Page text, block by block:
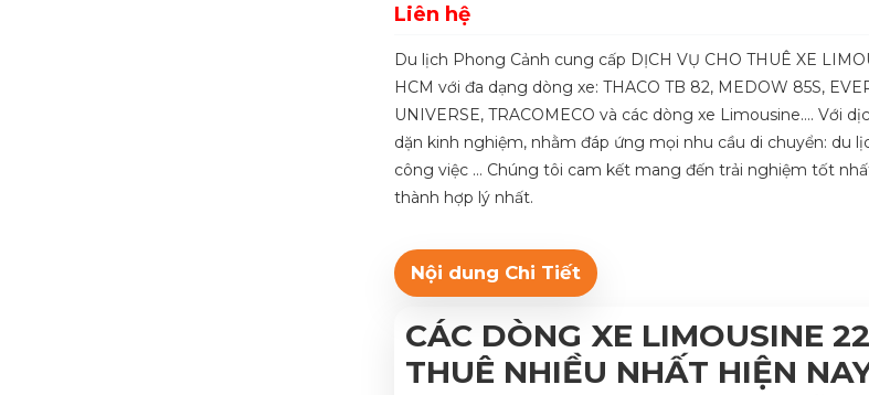
Liên hệ
Du lịch Phong Cảnh cung cấp DỊCH VỤ CHO THUÊ XE
HCM với đa dạng dòng xe: THACO TB 82, MEDOW 85S,
UNIVERSE, TRACOMECO và các dòng xe Limousine…. Với
dặn kinh nghiệm, nhằm đáp ứng mọi nhu cầu di chuyển: du
công việc … Chúng tôi cam kết mang đến trải nghiệm tốt
thành hợp lý nhất.
Nội dung Chi Tiết
CÁC DÒNG XE LIMOUSINE
THUÊ NHIỀU NHẤT HIỆN